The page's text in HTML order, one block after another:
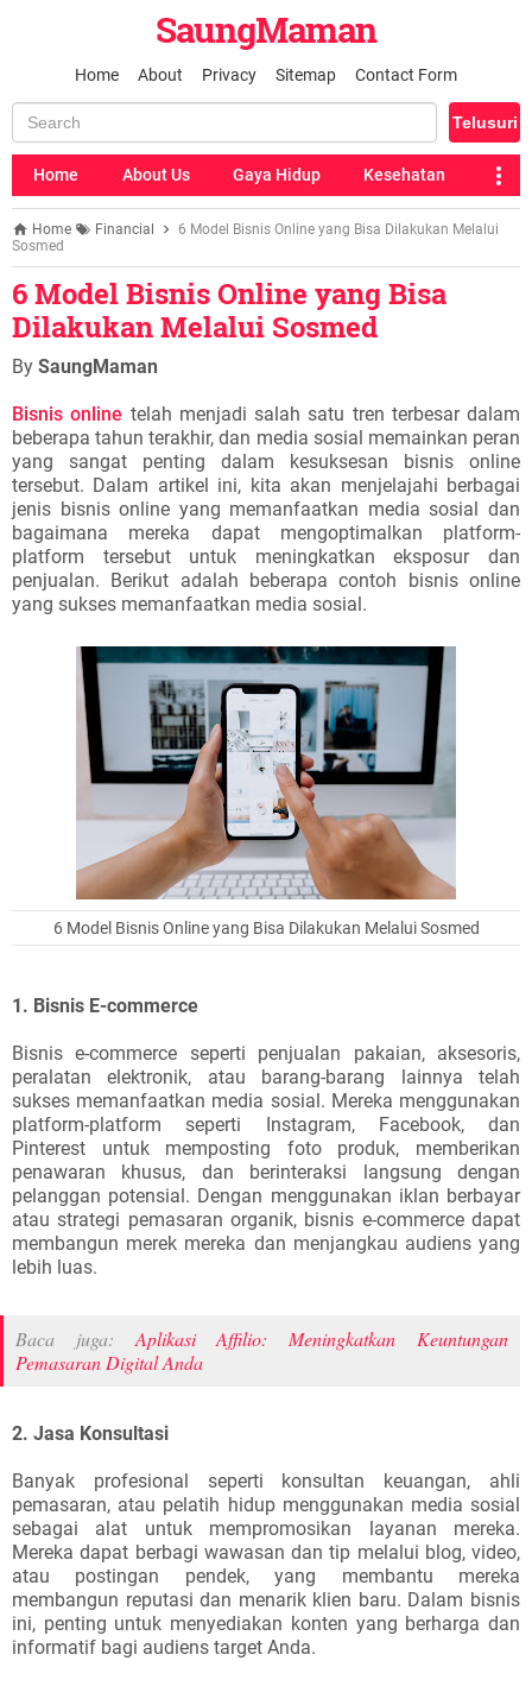
SaungMaman
Home About Privacy Sitemap Contact Form
Home About Us Gaya Hidup Kesehatan
Home Financial
6 Model Bisnis Online yang Bisa Dilakukan Melalui
Sosmed
6 Model Bisnis Online yang Bisa
Dilakukan Melalui Sosmed
By SaungMaman
Bisnis online telah menjadi salah satu tren terbesar dalam
beberapa tahun terakhir, dan media sosial memainkan peran
yang sangat penting dalam kesuksesan bisnis online
tersebut. Dalam artikel ini, kita akan menjelajahi berbagai
jenis bisnis online yang memanfaatkan media sosial dan
bagaimana mereka dapat mengoptimalkan platform-
platform tersebut untuk meningkatkan eksposur dan
penjualan. Berikut adalah beberapa contoh bisnis online
yang sukses memanfaatkan media sosial.
6 Model Bisnis Online yang Bisa Dilakukan Melalui Sosmed
1. Bisnis E-commerce
Bisnis e-commerce seperti penjualan pakaian, aksesoris,
peralatan elektronik, atau barang-barang lainnya telah
sukses memanfaatkan media sosial. Mereka menggunakan
platform-platform seperti Instagram, Facebook, dan
Pinterest untuk memposting foto produk, memberikan
penawaran khusus, dan berinteraksi langsung dengan
pelanggan potensial. Dengan menggunakan iklan berbayar
atau strategi pemasaran organik, bisnis e-commerce dapat
membangun merek mereka dan menjangkau audiens yang
lebih luas.
Baca juga: Aplikasi Affilio: Meningkatkan Keuntungan
Pemasaran Digital Anda
2. Jasa Konsultasi
Banyak profesional seperti konsultan keuangan, ahli
pemasaran, atau pelatih hidup menggunakan media sosial
sebagai alat untuk mempromosikan layanan mereka.
Mereka dapat berbagi wawasan dan tip melalui blog, video,
atau postingan pendek, yang membantu mereka
membangun reputasi dan menarik klien baru. Dalam bisnis
ini, penting untuk menyediakan konten yang berharga dan
informatif bagi audiens target Anda.